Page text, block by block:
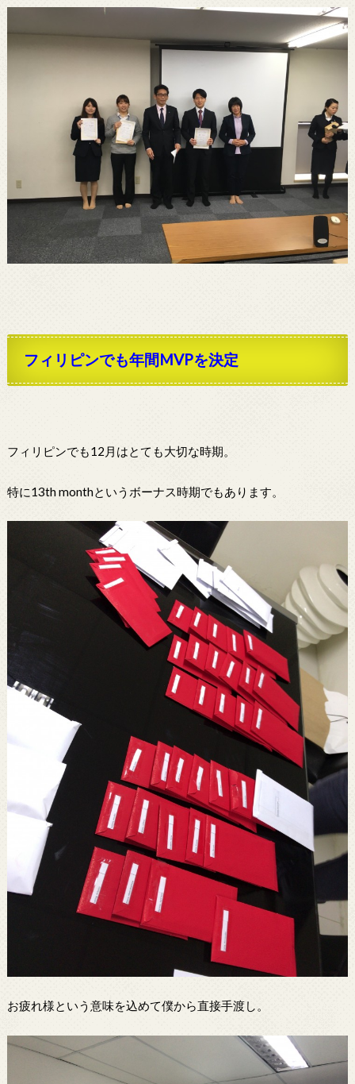
フィリピンでも年間MVPを決定
フィリピンでも12月はとても大切な時期。
特に13th monthというボーナス時期でもあります。
お疲れ様という意味を込めて僕から直接手渡し。